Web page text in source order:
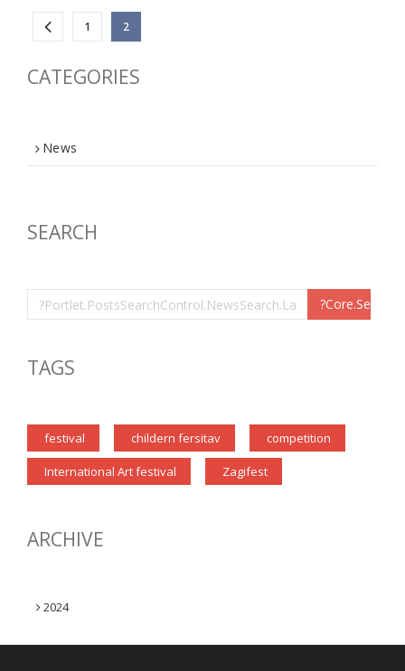
1 2
CATEGORIES
News
SEARCH
TAGS
festival childern fersitav competition
International Art festival Zagifest
ARCHIVE
2024